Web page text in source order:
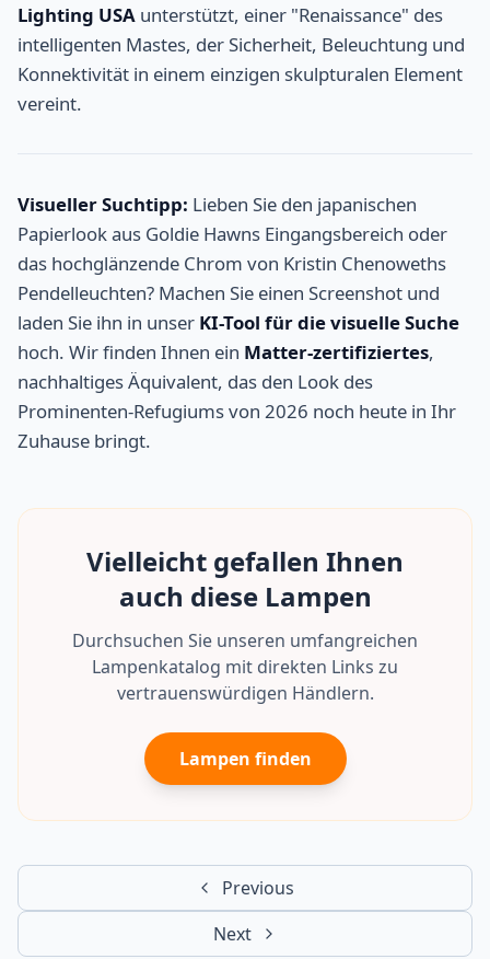
Lighting USA unterstützt, einer "Renaissance" des
intelligenten Mastes, der Sicherheit, Beleuchtung und
Konnektivität in einem einzigen skulpturalen Element
vereint.
Visueller Suchtipp: Lieben Sie den japanischen
Papierlook aus Goldie Hawns Eingangsbereich oder
das hochglänzende Chrom von Kristin Chenoweths
Pendelleuchten? Machen Sie einen Screenshot und
laden Sie ihn in unser KI-Tool für die visuelle Suche
hoch. Wir finden Ihnen ein Matter-zertifiziertes,
nachhaltiges Äquivalent, das den Look des
Prominenten-Refugiums von 2026 noch heute in Ihr
Zuhause bringt.
Vielleicht gefallen Ihnen
auch diese Lampen
Durchsuchen Sie unseren umfangreichen
Lampenkatalog mit direkten Links zu
vertrauenswürdigen Händlern.
Lampen finden
Previous
Next